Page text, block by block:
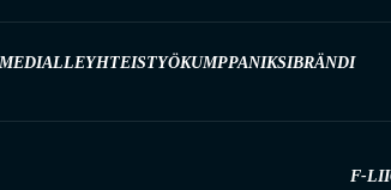
MEDIALLEYHTEISTYÖKUMPPANIKSIBRÄNDI
F-